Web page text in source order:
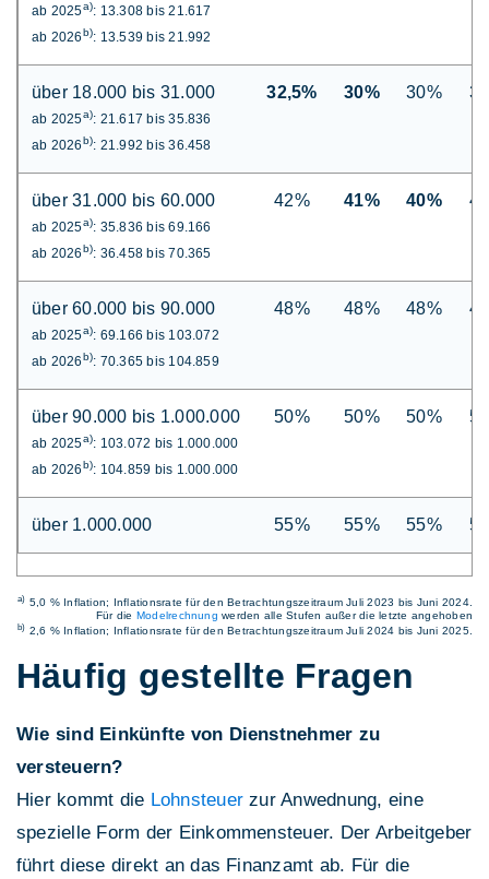
ab 2025a): 13.308 bis 21.617
ab 2026b): 13.539 bis 21.992
über 18.000 bis 31.000
ab 2025a): 21.617 bis 35.836
ab 2026b): 21.992 bis 36.458
32,5% 30% 30%
über 31.000 bis 60.000
ab 2025a): 35.836 bis 69.166
ab 2026b): 36.458 bis 70.365
42% 41% 40%
über 60.000 bis 90.000
ab 2025a): 69.166 bis 103.072
ab 2026b): 70.365 bis 104.859
48% 48% 48%
über 90.000 bis 1.000.000
ab 2025a): 103.072 bis 1.000.000
ab 2026b): 104.859 bis 1.000.000
50% 50% 50%
über 1.000.000 55% 55% 55%
a) 5,0 % Inflation; Inflationsrate für den Betrachtungszeitraum Juli 2023 bis Juni 2024.
Für die Modelrechnung werden alle Stufen außer die letzte angehoben
b) 2,6 % Inflation; Inflationsrate für den Betrachtungszeitraum Juli 2024 bis Juni 2025.
Häufig gestellte Fragen
Wie sind Einkünfte von Dienstnehmer zu
versteuern?
Hier kommt die Lohnsteuer zur Anwednung, eine
spezielle Form der Einkommensteuer. Der Arbeitgeber
führt diese direkt an das Finanzamt ab. Für die